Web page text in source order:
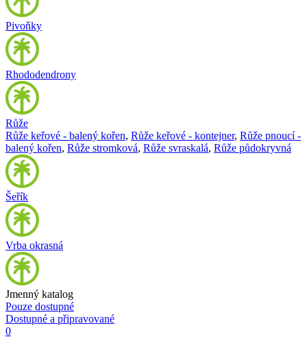
Pivoňky
Rhododendrony
Růže
Růže keřové - balený kořen, Růže keřové - kontejner, Růže pnoucí -
balený kořen, Růže stromková, Růže svraskalá, Růže půdokryvná
Šeřík
Vrba okrasná
Jmenný katalog
Pouze dostupné
Dostupné a připravované
0